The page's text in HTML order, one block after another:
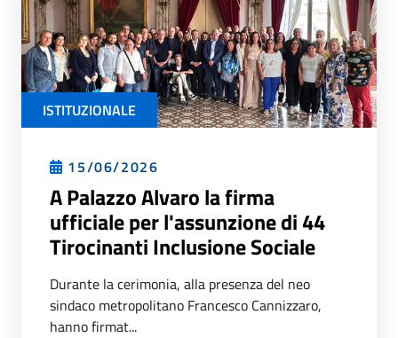
ISTITUZIONALE
15/06/2026
A Palazzo Alvaro la firma
ufficiale per l'assunzione di 44
Tirocinanti Inclusione Sociale
Durante la cerimonia, alla presenza del neo
sindaco metropolitano Francesco Cannizzaro,
hanno firmat...